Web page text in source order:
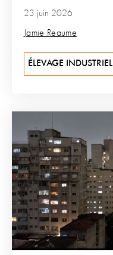
23 juin 2026
Jamie Reaume
ÉLEVAGE INDUSTRIEL